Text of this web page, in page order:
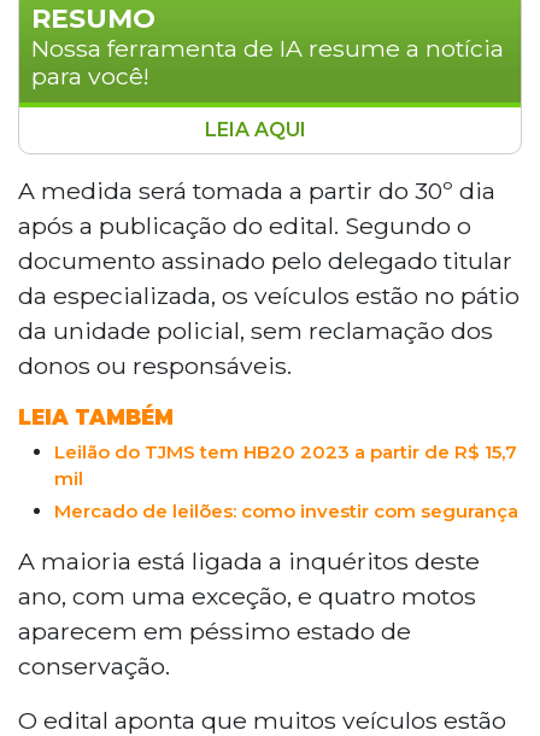
RESUMO
Nossa ferramenta de IA resume a notícia
para você!
A Defurv publicou edital notificando
proprietários sobre o encaminhamento
de dez motocicletas apreendidas para
leilão judicial eletrônico caso não sejam
resgatadas em trinta dias. Os veículos
estão no pátio da delegacia sem
reclamação e apresentam deterioração, o
que gera riscos à saúde pública e
os bens serão entregues a um leiloeiro
credenciado para alienação em ações
penais sob supervisão do Tribunal de
Justiça de Mato Grosso do Sul.
LEIA AQUI
A medida será tomada a partir do 30º dia
após a publicação do edital. Segundo o
documento assinado pelo delegado titular
da especializada, os veículos estão no pátio
da unidade policial, sem reclamação dos
donos ou responsáveis.
LEIA TAMBÉM
Leilão do TJMS tem HB20 2023 a partir de R$ 15,7
mil
Mercado de leilões: como investir com segurança
A maioria está ligada a inquéritos deste
ano, com uma exceção, e quatro motos
aparecem em péssimo estado de
conservação.
O edital aponta que muitos veículos estão